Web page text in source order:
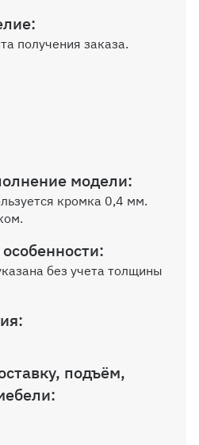
ADI
на боковину шкафа
получения заказа.
модели:
кромка 0,4 мм.
без учета толщины
подъём,